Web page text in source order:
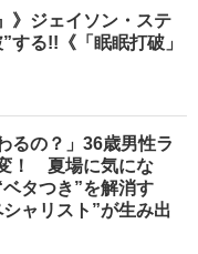
》ジェイソン・ステ
する!!《「眠眠打破」
るの？」36歳男性ラ
！ 夏場に気にな
タつき”を解消す
ャリスト”が生み出